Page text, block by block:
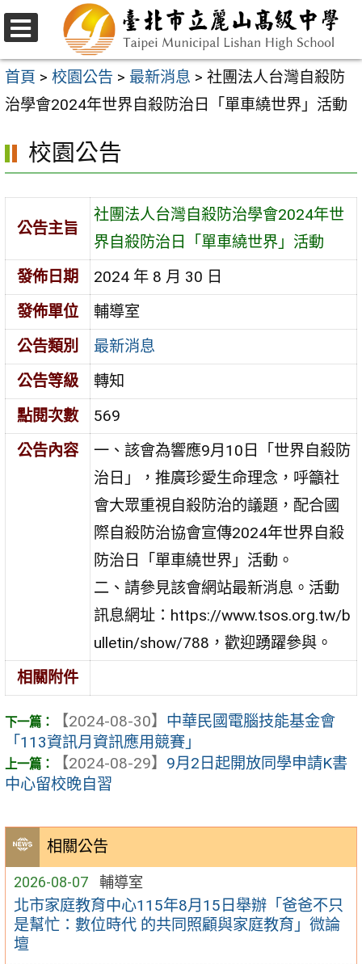
跳
至
主
要
容
區
選
單
首頁 > 校園公告 > 最新消息 > 社團法人台灣自殺防
治學會2024年世界自殺防治日「單車繞世界」活動
相關公告
2026-08-07 輔導室
北市家庭教育中心115年8月15日舉辦「爸爸不只
是幫忙：數位時代 的共同照顧與家庭教育」微論
壇
校園公告
公告主旨
社團法人台灣自殺防治學會2024年世
界自殺防治日「單車繞世界」活動
發佈日期
2024 年 8 月 30 日
發佈單位
輔導室
公告類別
最新消息
公告等級
轉知
點閱次數
569
公告內容
一、該會為響應9月10日「世界自殺防
治日」，推廣珍愛生命理念，呼籲社
會大眾重視自殺防治的議題，配合國
際自殺防治協會宣傳2024年世界自殺
防治日「單車繞世界」活動。
二、請參見該會網站最新消息。活動
訊息網址：https://www.tsos.org.tw/b
ulletin/show/788，歡迎踴躍參與。
相關附件
【2024-08-30】 中華民國電腦技能基金會
「113資訊月資訊應用競賽」
【2024-08-29】 9月2日起開放同學申請K書
中心留校晚自習